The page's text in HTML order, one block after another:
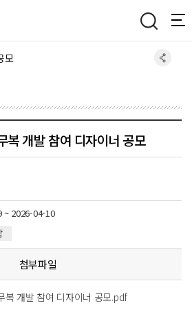
모
복 개발 참여 디자이너 공모
~ 2026-04-10
첨부파일
복 개발 참여 디자이너 공모.pdf